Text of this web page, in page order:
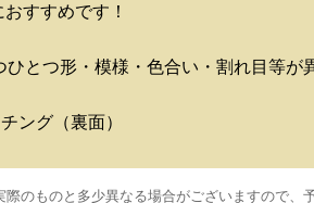
すすめです！
とつ形・模様・色合い・割れ目等が
ング（裏面）
のものと多少異なる場合がございますので、